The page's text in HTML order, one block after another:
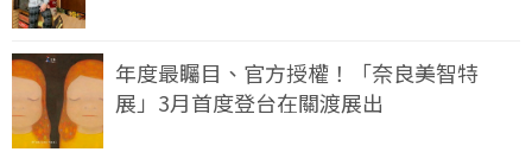
年度最矚目、官方授權！「奈良美智特
展」3月首度登台在關渡展出